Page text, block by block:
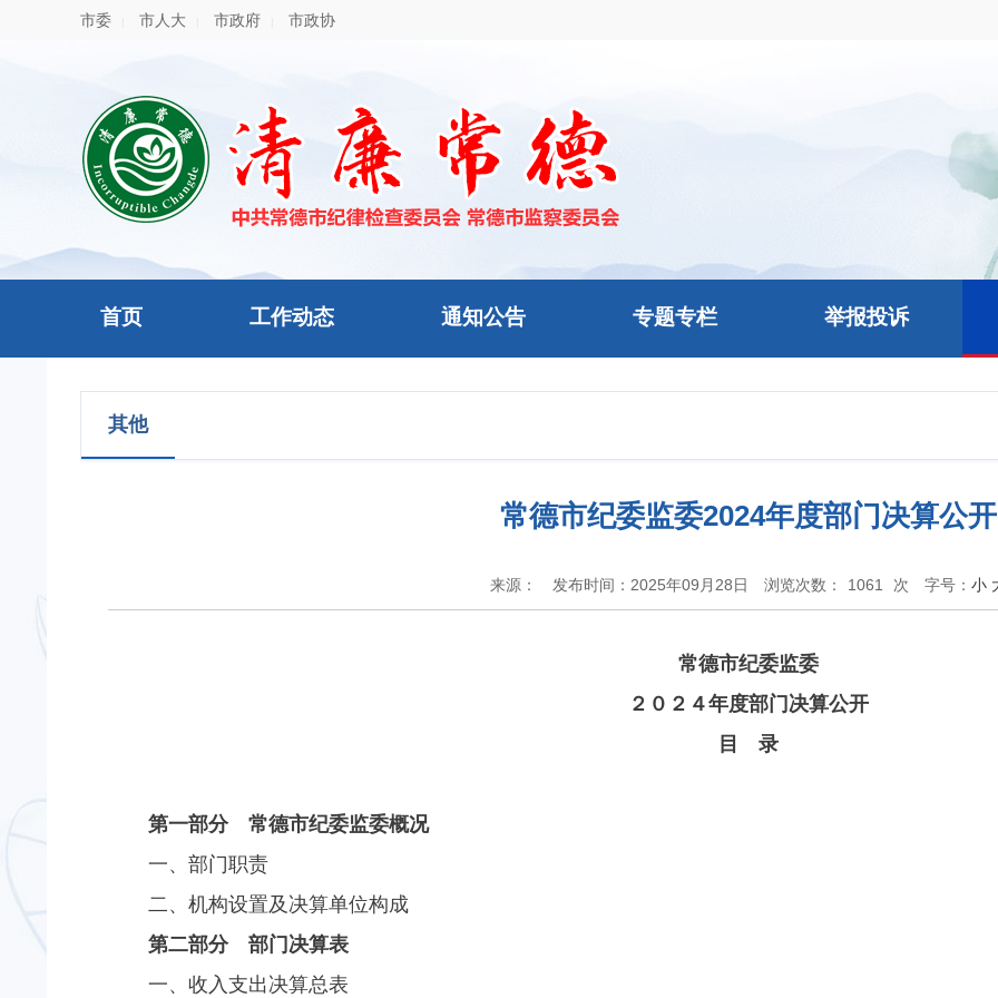
市委 市人大 市政府 市政协
首页 工作动态 通知公告 专题专栏 举报投诉
其他
常德市纪委监委2024年度部门决算公开
来源： 发布时间：2025年09月28日 浏览次数： 1061 次 字号： 小
常德市纪委监委
２０２４年度部门决算公开
目 录
第一部分 常德市纪委监委概况
一、部门职责
二、机构设置及决算单位构成
第二部分 部门决算表
一、收入支出决算总表